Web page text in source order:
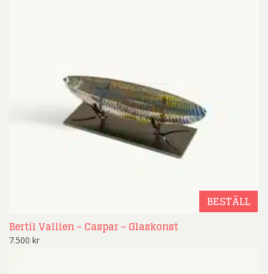
BESTÄLL
Bertil Vallien – Caspar – Glaskonst
7.500 kr